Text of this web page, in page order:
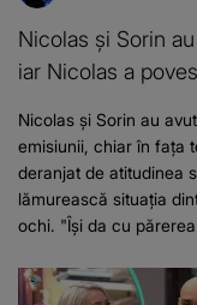
Nicolas și Sorin
iar Nicolas a
Nicolas și Sorin au
emisiunii, chiar în fața
deranjat de atitudinea
lămurească situația
ochi. "Își da cu